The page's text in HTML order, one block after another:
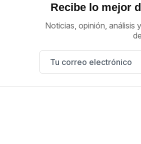
Recibe lo mejor
Noticias, opinión, análisis